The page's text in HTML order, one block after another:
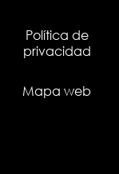
Política de
privacidad
Mapa web